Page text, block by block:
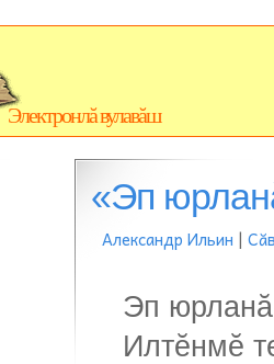
Электронлă вулавăш
«Эп
Александр Ильин |
Эп
Илтĕнмĕ